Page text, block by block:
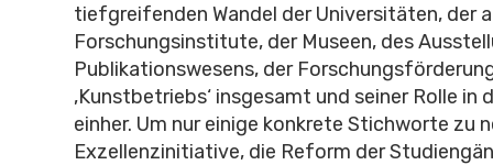
tiefgreifenden Wandel der Universitäten, der
Forschungsinstitute, der Museen, des
Publikationswesens, der
‚Kunstbetriebs‘ insgesamt und seiner Rolle in
einher. Um nur einige konkrete Stichworte zu
Exzellenzinitiative, die Reform der